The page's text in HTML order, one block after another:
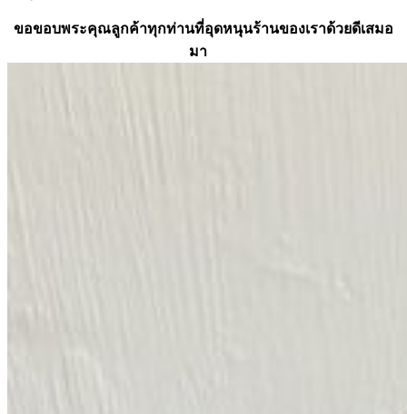
ขอขอบพระคุณลูกค้าทุกท่านที่อุดหนุนร้านของเราด้วยดีเสมอ
มา